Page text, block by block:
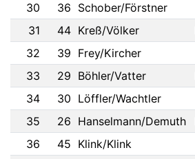
30
36 Schober/Förstner
31
44 Kreß/Völker
32
39 Frey/Kircher
33
29 Böhler/Vatter
34
30 Löffler/Wachtler
35
26 Hanselmann/Demuth
36
45 Klink/Klink